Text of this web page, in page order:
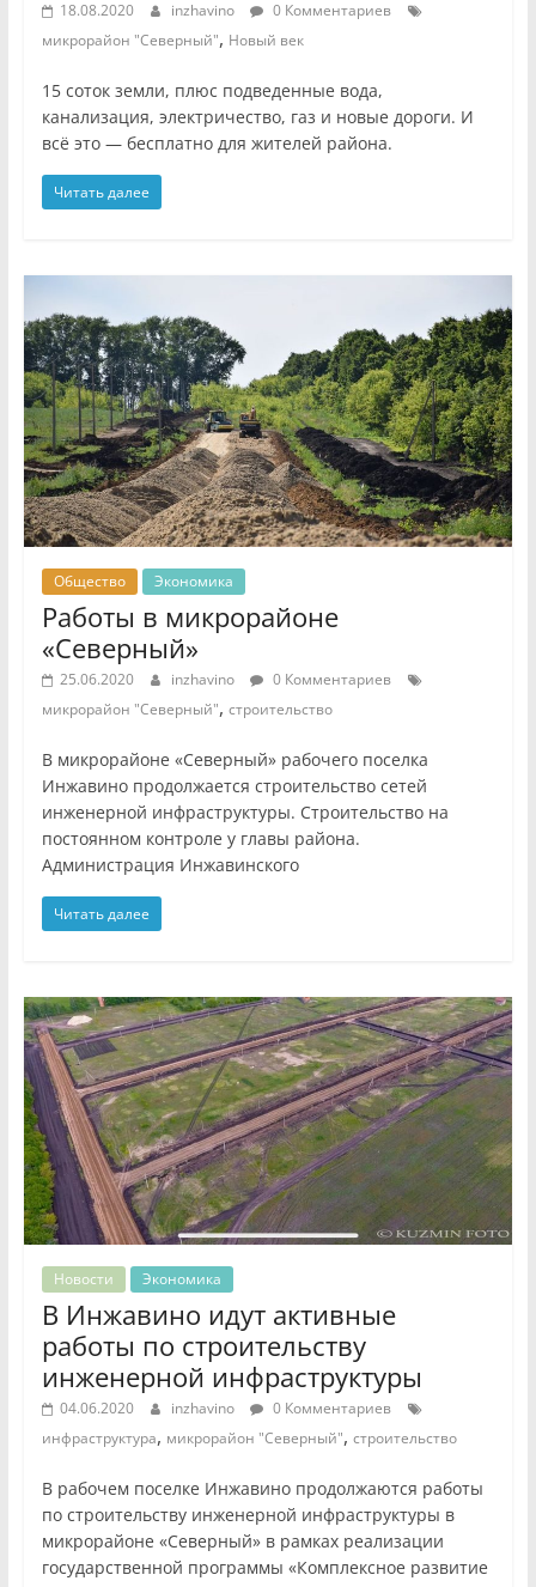
18.08.2020 inzhavino
0 Комментариев
микрорайон "Северный", Новый век
15 соток земли, плюс подведенные вода,
канализация, электричество, газ и новые дороги. И
всё это — бесплатно для жителей района.
Читать далее
Общество Экономика
Работы в микрорайоне
«Северный»
25.06.2020 inzhavino
0 Комментариев
микрорайон "Северный", строительство
В микрорайоне «Северный» рабочего поселка
Инжавино продолжается строительство сетей
инженерной инфраструктуры. Строительство на
постоянном контроле у главы района.
Администрация Инжавинского
Читать далее
Новости Экономика
В Инжавино идут активные
работы по строительству
инженерной инфраструктуры
04.06.2020 inzhavino
0 Комментариев
инфраструктура, микрорайон "Северный", строительство
В рабочем поселке Инжавино продолжаются работы
по строительству инженерной инфраструктуры в
микрорайоне «Северный» в рамках реализации
государственной программы «Комплексное развитие